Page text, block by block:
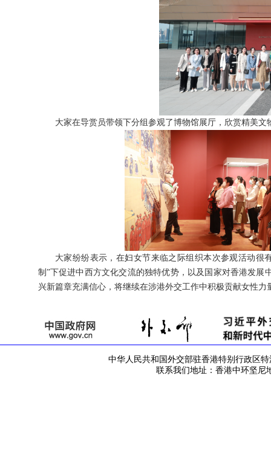
大家在导赏员带领下分组参观了博物馆展厅，欣赏精美文
大家纷纷表示，在妇女节来临之际组织本次参观活动很
制”下促进中西方文化交流的独特优势，以及国家对香港发
兴新篇章充满信心，将继续在涉港外交工作中积极贡献女性力
中华人民共和国外交部驻香港特别行政区特
联系我们地址：香港中环坚尼